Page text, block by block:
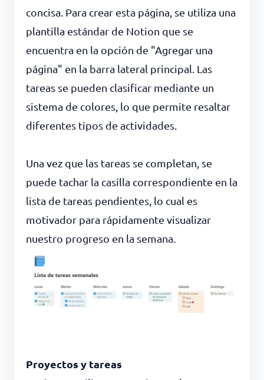
concisa. Para crear esta página, se utiliza una
plantilla estándar de Notion que se
encuentra en la opción de "Agregar una
página" en la barra lateral principal. Las
tareas se pueden clasificar mediante un
sistema de colores, lo que permite resaltar
diferentes tipos de actividades.
Una vez que las tareas se completan, se
puede tachar la casilla correspondiente en la
lista de tareas pendientes, lo cual es
motivador para rápidamente visualizar
nuestro progreso en la semana.
Proyectos y tareas